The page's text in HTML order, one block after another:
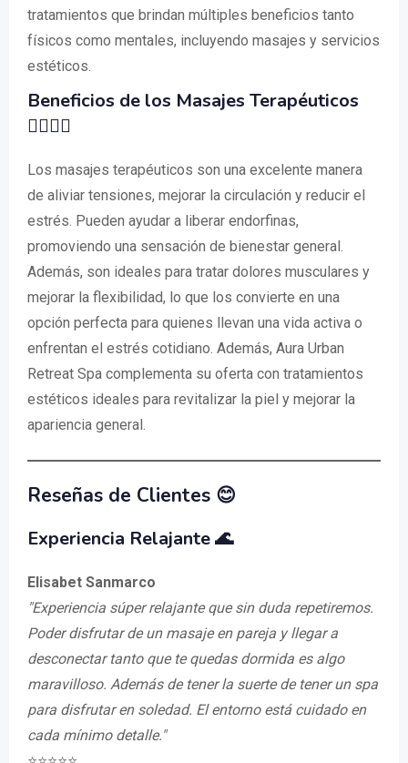
tratamientos que brindan múltiples beneficios tanto
físicos como mentales, incluyendo masajes y servicios
estéticos.
Beneficios de los Masajes Terapéuticos
💆‍♂️💆‍♀️
Los masajes terapéuticos son una excelente manera
de aliviar tensiones, mejorar la circulación y reducir el
estrés. Pueden ayudar a liberar endorfinas,
promoviendo una sensación de bienestar general.
Además, son ideales para tratar dolores musculares y
mejorar la flexibilidad, lo que los convierte en una
opción perfecta para quienes llevan una vida activa o
enfrentan el estrés cotidiano. Además, Aura Urban
Retreat Spa complementa su oferta con tratamientos
estéticos ideales para revitalizar la piel y mejorar la
apariencia general.
Reseñas de Clientes 😊
Experiencia Relajante 🌊
Elisabet Sanmarco
"Experiencia súper relajante que sin duda repetiremos.
Poder disfrutar de un masaje en pareja y llegar a
desconectar tanto que te quedas dormida es algo
maravilloso. Además de tener la suerte de tener un spa
para disfrutar en soledad. El entorno está cuidado en
cada mínimo detalle."